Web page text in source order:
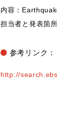
内容：
担当者と発表箇
参考リンク：
http://